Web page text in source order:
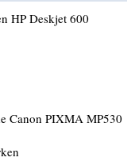
HP Deskjet 600
Canon PIXMA MP530